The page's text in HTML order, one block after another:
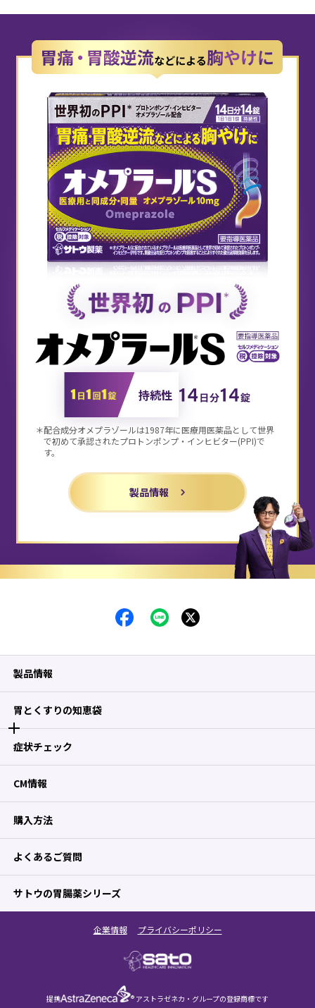
持続性
＊配合成分オメプラゾールは1987年に医療用医薬品として世界
で初めて承認されたプロトンポンプ・インヒビター(PPI)で
す。
製品情報
製品情報
胃とくすりの知恵袋
症状チェック
CM情報
購入方法
よくあるご質問
サトウの胃腸薬シリーズ
企業情報 プライバシーポリシー
提携 ® アストラゼネカ・グループの登録商標です